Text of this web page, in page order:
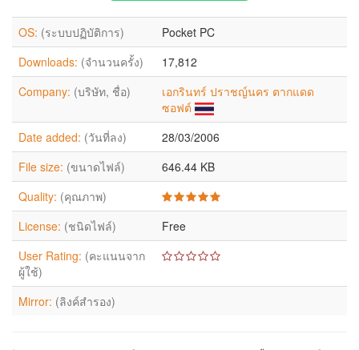
OS: (ระบบปฏิบัติการ)
Pocket PC
Downloads: (จำนวนครั้ง)
17,812
Company: (บริษัท, ชื่อ)
เอกรินทร์ ปราชญ์นคร ตากแดด
ซอฟต์
Date added: (วันที่ลง)
28/03/2006
File size: (ขนาดไฟล์)
646.44 KB
Quality: (คุณภาพ)
License: (ชนิดไฟล์)
Free
User Rating: (คะแนนจาก
ผู้ใช้)
Mirror: (ลิงค์สำรอง)